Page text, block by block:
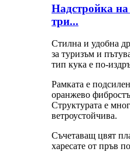
Надстройка
три...
Стилна и удобна
за туризъм и
тип кука е по-
Рамката е
оранжево
Структурата е
ветроустойчива.
Съчетаващ цвят
харесате от пръв